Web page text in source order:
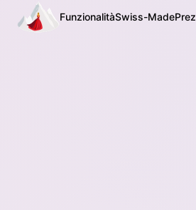
FunzionalitàSwiss-Made